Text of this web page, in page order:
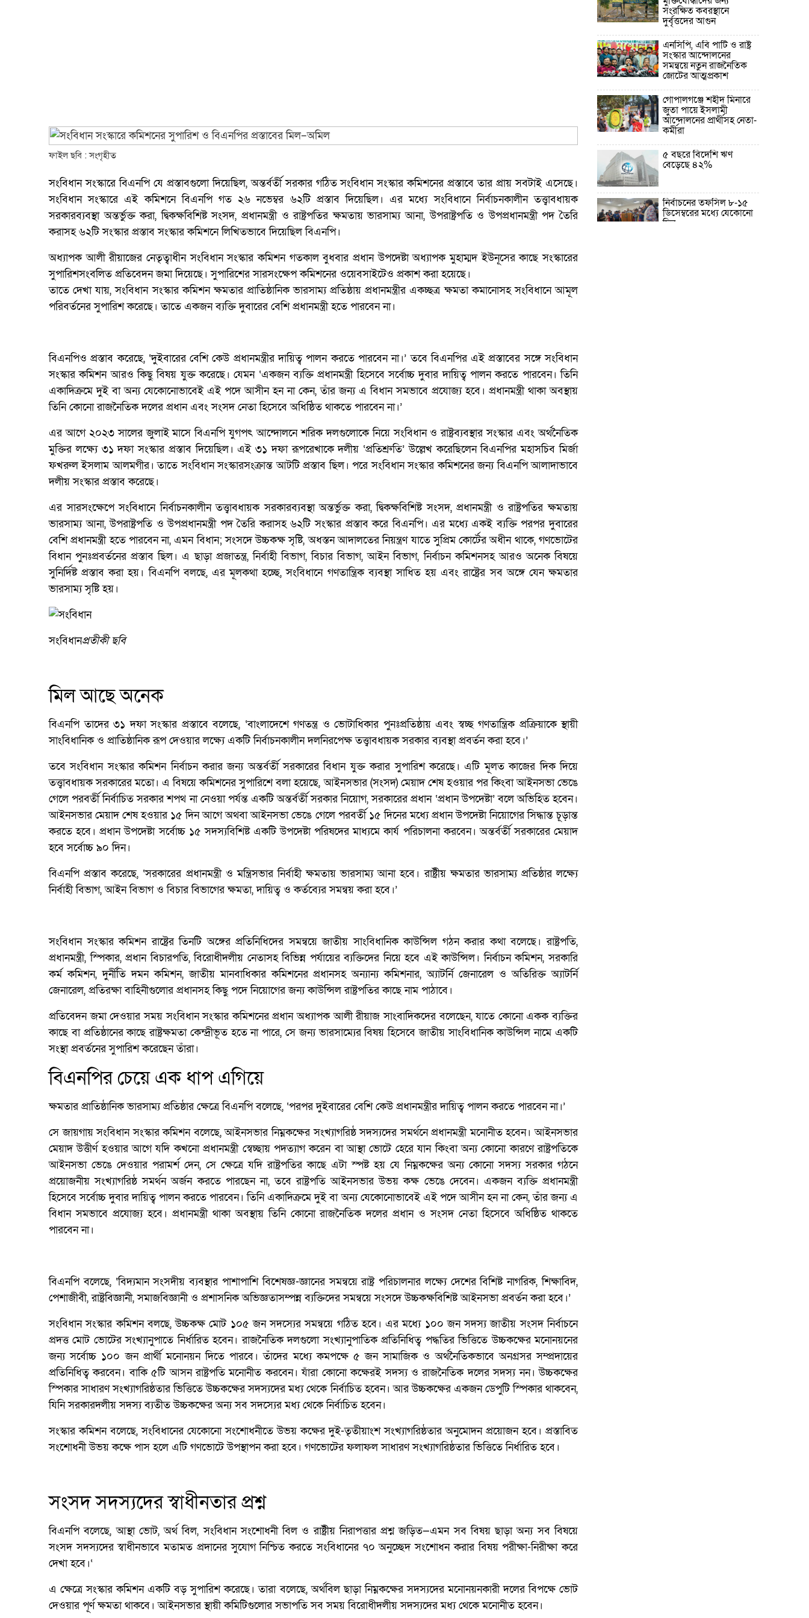
ফাইল ছবি : সংগৃহীত
সংবিধান সংস্কারে বিএনপি যে প্রস্তাবগুলো দিয়েছিল, অন্তর্বর্তী সরকার গঠিত সংবিধান সংস্কার কমিশনের প্রস্তাবে তার প্রায় সবটাই এসেছে।
সংবিধান সংস্কারে এই কমিশনে বিএনপি গত ২৬ নভেম্বর ৬২টি প্রস্তাব দিয়েছিল। এর মধ্যে সংবিধানে নির্বাচনকালীন তত্ত্বাবধায়ক
সরকারব্যবস্থা অন্তর্ভুক্ত করা, দ্বিকক্ষবিশিষ্ট সংসদ, প্রধানমন্ত্রী ও রাষ্ট্রপতির ক্ষমতায় ভারসাম্য আনা, উপরাষ্ট্রপতি ও উপপ্রধানমন্ত্রী পদ তৈরি
করাসহ ৬২টি সংস্কার প্রস্তাব সংস্কার কমিশনে লিখিতভাবে দিয়েছিল বিএনপি।
অধ্যাপক আলী রীয়াজের নেতৃত্বাধীন সংবিধান সংস্কার কমিশন গতকাল বুধবার প্রধান উপদেষ্টা অধ্যাপক মুহাম্মদ ইউনূসের কাছে সংস্কারের
সুপারিশসংবলিত প্রতিবেদন জমা দিয়েছে। সুপারিশের সারসংক্ষেপ কমিশনের ওয়েবসাইটেও প্রকাশ করা হয়েছে।
তাতে দেখা যায়, সংবিধান সংস্কার কমিশন ক্ষমতার প্রাতিষ্ঠানিক ভারসাম্য প্রতিষ্ঠায় প্রধানমন্ত্রীর একচ্ছত্র ক্ষমতা কমানোসহ সংবিধানে আমূল
পরিবর্তনের সুপারিশ করেছে। তাতে একজন ব্যক্তি দুবারের বেশি প্রধানমন্ত্রী হতে পারবেন না।
বিএনপিও প্রস্তাব করেছে, ‘দুইবারের বেশি কেউ প্রধানমন্ত্রীর দায়িত্ব পালন করতে পারবেন না।’ তবে বিএনপির এই প্রস্তাবের সঙ্গে সংবিধান
সংস্কার কমিশন আরও কিছু বিষয় যুক্ত করেছে। যেমন ‘একজন ব্যক্তি প্রধানমন্ত্রী হিসেবে সর্বোচ্চ দুবার দায়িত্ব পালন করতে পারবেন। তিনি
একাদিক্রমে দুই বা অন্য যেকোনোভাবেই এই পদে আসীন হন না কেন, তাঁর জন্য এ বিধান সমভাবে প্রযোজ্য হবে। প্রধানমন্ত্রী থাকা অবস্থায়
তিনি কোনো রাজনৈতিক দলের প্রধান এবং সংসদ নেতা হিসেবে অধিষ্ঠিত থাকতে পারবেন না।’
এর আগে ২০২৩ সালের জুলাই মাসে বিএনপি যুগপৎ আন্দোলনে শরিক দলগুলোকে নিয়ে সংবিধান ও রাষ্ট্রব্যবস্থার সংস্কার এবং অর্থনৈতিক
মুক্তির লক্ষ্যে ৩১ দফা সংস্কার প্রস্তাব দিয়েছিল। এই ৩১ দফা রূপরেখাকে দলীয় ‘প্রতিশ্রুতি’ উল্লেখ করেছিলেন বিএনপির মহাসচিব মির্জা
ফখরুল ইসলাম আলমগীর। তাতে সংবিধান সংস্কারসংক্রান্ত আটটি প্রস্তাব ছিল। পরে সংবিধান সংস্কার কমিশনের জন্য বিএনপি আলাদাভাবে
দলীয় সংস্কার প্রস্তাব করেছে।
এর সারসংক্ষেপে সংবিধানে নির্বাচনকালীন তত্ত্বাবধায়ক সরকারব্যবস্থা অন্তর্ভুক্ত করা, দ্বিকক্ষবিশিষ্ট সংসদ, প্রধানমন্ত্রী ও রাষ্ট্রপতির ক্ষমতায়
ভারসাম্য আনা, উপরাষ্ট্রপতি ও উপপ্রধানমন্ত্রী পদ তৈরি করাসহ ৬২টি সংস্কার প্রস্তাব করে বিএনপি। এর মধ্যে একই ব্যক্তি পরপর দুবারের
বেশি প্রধানমন্ত্রী হতে পারবেন না, এমন বিধান; সংসদে উচ্চকক্ষ সৃষ্টি, অধস্তন আদালতের নিয়ন্ত্রণ যাতে সুপ্রিম কোর্টের অধীন থাকে, গণভোটের
বিধান পুনঃপ্রবর্তনের প্রস্তাব ছিল। এ ছাড়া প্রজাতন্ত্র, নির্বাহী বিভাগ, বিচার বিভাগ, আইন বিভাগ, নির্বাচন কমিশনসহ আরও অনেক বিষয়ে
সুনির্দিষ্ট প্রস্তাব করা হয়। বিএনপি বলছে, এর মূলকথা হচ্ছে, সংবিধানে গণতান্ত্রিক ব্যবস্থা সাধিত হয় এবং রাষ্ট্রের সব অঙ্গে যেন ক্ষমতার
ভারসাম্য সৃষ্টি হয়।
সংবিধানপ্রতীকী ছবি
মিল আছে অনেক
বিএনপি তাদের ৩১ দফা সংস্কার প্রস্তাবে বলেছে, ‘বাংলাদেশে গণতন্ত্র ও ভোটাধিকার পুনঃপ্রতিষ্ঠায় এবং স্বচ্ছ গণতান্ত্রিক প্রক্রিয়াকে স্থায়ী
সাংবিধানিক ও প্রাতিষ্ঠানিক রূপ দেওয়ার লক্ষ্যে একটি নির্বাচনকালীন দলনিরপেক্ষ তত্ত্বাবধায়ক সরকার ব্যবস্থা প্রবর্তন করা হবে।’
তবে সংবিধান সংস্কার কমিশন নির্বাচন করার জন্য অন্তর্বর্তী সরকারের বিধান যুক্ত করার সুপারিশ করেছে। এটি মূলত কাজের দিক দিয়ে
তত্ত্বাবধায়ক সরকারের মতো। এ বিষয়ে কমিশনের সুপারিশে বলা হয়েছে, আইনসভার (সংসদ) মেয়াদ শেষ হওয়ার পর কিংবা আইনসভা ভেঙে
গেলে পরবর্তী নির্বাচিত সরকার শপথ না নেওয়া পর্যন্ত একটি অন্তর্বর্তী সরকার নিয়োগ, সরকারের প্রধান ‘প্রধান উপদেষ্টা’ বলে অভিহিত হবেন।
আইনসভার মেয়াদ শেষ হওয়ার ১৫ দিন আগে অথবা আইনসভা ভেঙে গেলে পরবর্তী ১৫ দিনের মধ্যে প্রধান উপদেষ্টা নিয়োগের সিদ্ধান্ত চূড়ান্ত
করতে হবে। প্রধান উপদেষ্টা সর্বোচ্চ ১৫ সদস্যবিশিষ্ট একটি উপদেষ্টা পরিষদের মাধ্যমে কার্য পরিচালনা করবেন। অন্তর্বর্তী সরকারের মেয়াদ
হবে সর্বোচ্চ ৯০ দিন।
বিএনপি প্রস্তাব করেছে, ‘সরকারের প্রধানমন্ত্রী ও মন্ত্রিসভার নির্বাহী ক্ষমতায় ভারসাম্য আনা হবে। রাষ্ট্রীয় ক্ষমতার ভারসাম্য প্রতিষ্ঠার লক্ষ্যে
নির্বাহী বিভাগ, আইন বিভাগ ও বিচার বিভাগের ক্ষমতা, দায়িত্ব ও কর্তব্যের সমন্বয় করা হবে।’
সংবিধান সংস্কার কমিশন রাষ্ট্রের তিনটি অঙ্গের প্রতিনিধিদের সমন্বয়ে জাতীয় সাংবিধানিক কাউন্সিল গঠন করার কথা বলেছে। রাষ্ট্রপতি,
প্রধানমন্ত্রী, স্পিকার, প্রধান বিচারপতি, বিরোধীদলীয় নেতাসহ বিভিন্ন পর্যায়ের ব্যক্তিদের নিয়ে হবে এই কাউন্সিল। নির্বাচন কমিশন, সরকারি
কর্ম কমিশন, দুর্নীতি দমন কমিশন, জাতীয় মানবাধিকার কমিশনের প্রধানসহ অন্যান্য কমিশনার, অ্যাটর্নি জেনারেল ও অতিরিক্ত অ্যাটর্নি
জেনারেল, প্রতিরক্ষা বাহিনীগুলোর প্রধানসহ কিছু পদে নিয়োগের জন্য কাউন্সিল রাষ্ট্রপতির কাছে নাম পাঠাবে।
প্রতিবেদন জমা দেওয়ার সময় সংবিধান সংস্কার কমিশনের প্রধান অধ্যাপক আলী রীয়াজ সাংবাদিকদের বলেছেন, যাতে কোনো একক ব্যক্তির
কাছে বা প্রতিষ্ঠানের কাছে রাষ্ট্রক্ষমতা কেন্দ্রীভূত হতে না পারে, সে জন্য ভারসাম্যের বিষয় হিসেবে জাতীয় সাংবিধানিক কাউন্সিল নামে একটি
সংস্থা প্রবর্তনের সুপারিশ করেছেন তাঁরা।
বিএনপির চেয়ে এক ধাপ এগিয়ে
ক্ষমতার প্রাতিষ্ঠানিক ভারসাম্য প্রতিষ্ঠার ক্ষেত্রে বিএনপি বলেছে, ‘পরপর দুইবারের বেশি কেউ প্রধানমন্ত্রীর দায়িত্ব পালন করতে পারবেন না।’
সে জায়গায় সংবিধান সংস্কার কমিশন বলেছে, আইনসভার নিম্নকক্ষের সংখ্যাগরিষ্ঠ সদস্যদের সমর্থনে প্রধানমন্ত্রী মনোনীত হবেন। আইনসভার
মেয়াদ উত্তীর্ণ হওয়ার আগে যদি কখনো প্রধানমন্ত্রী স্বেচ্ছায় পদত্যাগ করেন বা আস্থা ভোটে হেরে যান কিংবা অন্য কোনো কারণে রাষ্ট্রপতিকে
আইনসভা ভেঙে দেওয়ার পরামর্শ দেন, সে ক্ষেত্রে যদি রাষ্ট্রপতির কাছে এটা স্পষ্ট হয় যে নিম্নকক্ষের অন্য কোনো সদস্য সরকার গঠনে
প্রয়োজনীয় সংখ্যাগরিষ্ঠ সমর্থন অর্জন করতে পারছেন না, তবে রাষ্ট্রপতি আইনসভার উভয় কক্ষ ভেঙে দেবেন। একজন ব্যক্তি প্রধানমন্ত্রী
হিসেবে সর্বোচ্চ দুবার দায়িত্ব পালন করতে পারবেন। তিনি একাদিক্রমে দুই বা অন্য যেকোনোভাবেই এই পদে আসীন হন না কেন, তাঁর জন্য এ
বিধান সমভাবে প্রযোজ্য হবে। প্রধানমন্ত্রী থাকা অবস্থায় তিনি কোনো রাজনৈতিক দলের প্রধান ও সংসদ নেতা হিসেবে অধিষ্ঠিত থাকতে
পারবেন না।
বিএনপি বলেছে, ‘বিদ্যমান সংসদীয় ব্যবস্থার পাশাপাশি বিশেষজ্ঞ-জ্ঞানের সমন্বয়ে রাষ্ট্র পরিচালনার লক্ষ্যে দেশের বিশিষ্ট নাগরিক, শিক্ষাবিদ,
পেশাজীবী, রাষ্ট্রবিজ্ঞানী, সমাজবিজ্ঞানী ও প্রশাসনিক অভিজ্ঞতাসম্পন্ন ব্যক্তিদের সমন্বয়ে সংসদে উচ্চকক্ষবিশিষ্ট আইনসভা প্রবর্তন করা হবে।’
সংবিধান সংস্কার কমিশন বলছে, উচ্চকক্ষ মোট ১০৫ জন সদস্যের সমন্বয়ে গঠিত হবে। এর মধ্যে ১০০ জন সদস্য জাতীয় সংসদ নির্বাচনে
প্রদত্ত মোট ভোটের সংখ্যানুপাতে নির্ধারিত হবেন। রাজনৈতিক দলগুলো সংখ্যানুপাতিক প্রতিনিধিত্ব পদ্ধতির ভিত্তিতে উচ্চকক্ষের মনোনয়নের
জন্য সর্বোচ্চ ১০০ জন প্রার্থী মনোনয়ন দিতে পারবে। তাঁদের মধ্যে কমপক্ষে ৫ জন সামাজিক ও অর্থনৈতিকভাবে অনগ্রসর সম্প্রদায়ের
প্রতিনিধিত্ব করবেন। বাকি ৫টি আসন রাষ্ট্রপতি মনোনীত করবেন। যাঁরা কোনো কক্ষেরই সদস্য ও রাজনৈতিক দলের সদস্য নন। উচ্চকক্ষের
স্পিকার সাধারণ সংখ্যাগরিষ্ঠতার ভিত্তিতে উচ্চকক্ষের সদস্যদের মধ্য থেকে নির্বাচিত হবেন। আর উচ্চকক্ষের একজন ডেপুটি স্পিকার থাকবেন,
যিনি সরকারদলীয় সদস্য ব্যতীত উচ্চকক্ষের অন্য সব সদস্যের মধ্য থেকে নির্বাচিত হবেন।
সংস্কার কমিশন বলেছে, সংবিধানের যেকোনো সংশোধনীতে উভয় কক্ষের দুই-তৃতীয়াংশ সংখ্যাগরিষ্ঠতার অনুমোদন প্রয়োজন হবে। প্রস্তাবিত
সংশোধনী উভয় কক্ষে পাস হলে এটি গণভোটে উপস্থাপন করা হবে। গণভোটের ফলাফল সাধারণ সংখ্যাগরিষ্ঠতার ভিত্তিতে নির্ধারিত হবে।
সংসদ সদস্যদের স্বাধীনতার প্রশ্ন
বিএনপি বলেছে, আস্থা ভোট, অর্থ বিল, সংবিধান সংশোধনী বিল ও রাষ্ট্রীয় নিরাপত্তার প্রশ্ন জড়িত—এমন সব বিষয় ছাড়া অন্য সব বিষয়ে
সংসদ সদস্যদের স্বাধীনভাবে মতামত প্রদানের সুযোগ নিশ্চিত করতে সংবিধানের ৭০ অনুচ্ছেদ সংশোধন করার বিষয় পরীক্ষা-নিরীক্ষা করে
দেখা হবে।‘
এ ক্ষেত্রে সংস্কার কমিশন একটি বড় সুপারিশ করেছে। তারা বলেছে, অর্থবিল ছাড়া নিম্নকক্ষের সদস্যদের মনোনয়নকারী দলের বিপক্ষে ভোট
দেওয়ার পূর্ণ ক্ষমতা থাকবে। আইনসভার স্থায়ী কমিটিগুলোর সভাপতি সব সময় বিরোধীদলীয় সদস্যদের মধ্য থেকে মনোনীত হবেন।
সংরক্ষিত কবরস্থানে
দুর্বৃত্তদের আগুন
এনসিপি, এবি পার্টি ও রাষ্ট্র
সংস্কার আন্দোলনের
সমন্বয়ে নতুন রাজনৈতিক
জোটের আত্মপ্রকাশ
গোপালগঞ্জে শহীদ মিনারে
জুতা পায়ে ইসলামী
আন্দোলনের প্রার্থীসহ নেতা-
কর্মীরা
৫ বছরে বিদেশি ঋণ
বেড়েছে ৪২%
নির্বাচনের তফসিল ৮-১৫
ডিসেম্বরের মধ্যে যেকোনো
দিন